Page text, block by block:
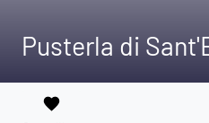
Pusterla di
favorite